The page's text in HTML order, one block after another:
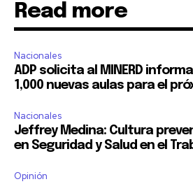
Read more
Nacionales
ADP solicita al MINERD
1,000 nuevas aulas para el
Nacionales
Jeffrey Medina: Cultura
en Seguridad y Salud en el
Opinión